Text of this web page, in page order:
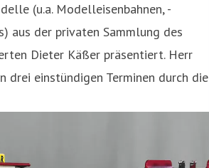
(u.a. Modelleisenbahnen, -
aus der privaten Sammlung des
Dieter Käßer präsentiert. Herr
drei einstündigen Terminen durch die